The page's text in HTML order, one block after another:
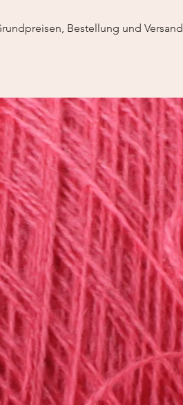
Bestellung und Versand